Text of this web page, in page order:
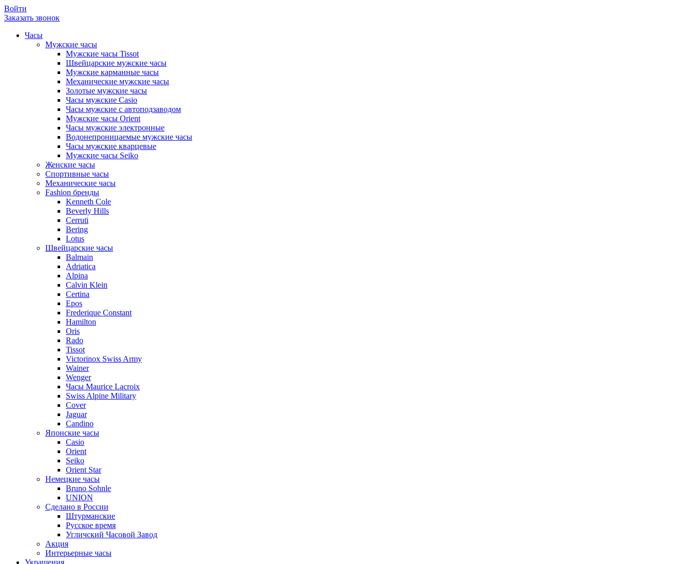
Войти
Заказать звонок
Часы
Мужские часы
Мужские часы Tissot
Швейцарские мужские часы
Мужские карманные часы
Механические мужские часы
Золотые мужские часы
Часы мужские Casio
Часы мужские с автоподзаводом
Мужские часы Orient
Часы мужские электронные
Водонепроницаемые мужские часы
Часы мужские кварцевые
Мужские часы Seiko
Женские часы
Спортивные часы
Механические часы
Fashion бренды
Kenneth Cole
Beverly Hills
Cerruti
Bering
Lotus
Швейцарские часы
Balmain
Adriatica
Alpina
Calvin Klein
Certina
Epos
Frederique Constant
Hamilton
Oris
Rado
Tissot
Victorinox Swiss Army
Wainer
Wenger
Часы Maurice Lacroix
Swiss Alpine Military
Cover
Jaguar
Candino
Японские часы
Casio
Orient
Seiko
Orient Star
Немецкие часы
Bruno Sohnle
UNION
Сделано в России
Штурманские
Русское время
Угличский Часовой Завод
Акция
Интерьерные часы
Украшения